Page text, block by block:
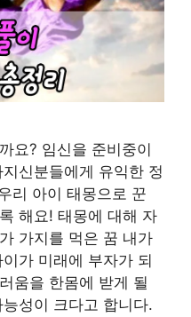
요? 임신을 준비중이
신분들에게 유익한 정
리 아이 태몽으로 꾼
해요! 태몽에 대해 자
가지를 먹은 꿈 내가
가 미래에 부자가 되
움을 한몸에 받게 될
성이 크다고 합니다.